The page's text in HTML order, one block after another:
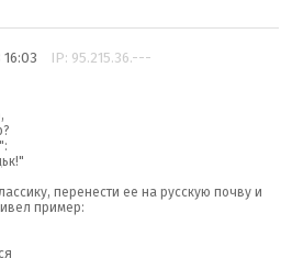
16:03 IP: 95.215.36.---
перенести ее на русскую почву и
пример: